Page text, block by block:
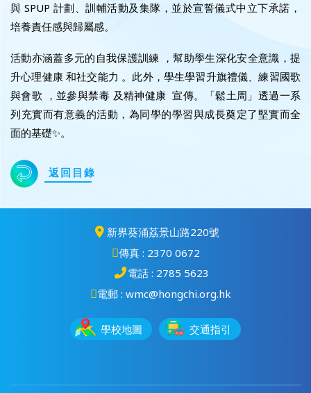
與 SPUP 計劃、訓輔活動及集隊，並於宣誓儀式中立下承諾，
培養責任感與歸屬感。
活動亦涵蓋多元的自我保護訓練 ，幫助學生深化安全意識，提
升心理健康 和社交能力 。此外，學生學習升旗禮儀、練習國歌
與會歌 ，並參與禁毒 及精神健康 宣傳。「鬆土周」透過一系
列充實而有意義的活動，為同學的學習與成長奠定了堅實而全
面的基礎✨。
返回目錄
新界葵涌荔景山路220號
傳真 : 2370 0672
電話 : 2785 5623
電郵 : wmc@hongchi.org.hk
學校地圖 交通指引